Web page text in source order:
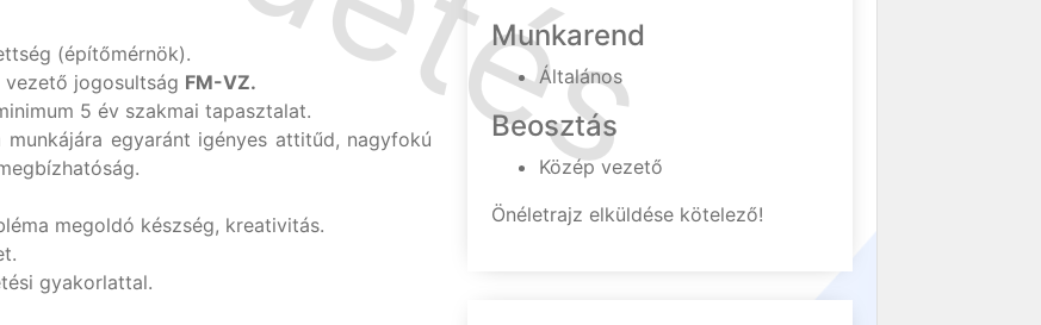
(építőmérnök).
jogosultság FM-VZ.
5 év szakmai tapasztalat.
egyaránt igényes attitűd, nagyfokú
megoldó készség, kreativitás.
gyakorlattal.
Munkarend
Általános
Beosztás
Közép vezető
Önéletrajz elküldése kötelező!